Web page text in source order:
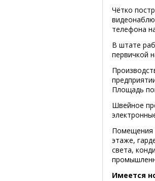
Чётко
телефона
В штате
первичкой
Площадь
Швейное
Помещения
этаже,
света,
Имеется